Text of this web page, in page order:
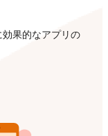
果的なアプリの